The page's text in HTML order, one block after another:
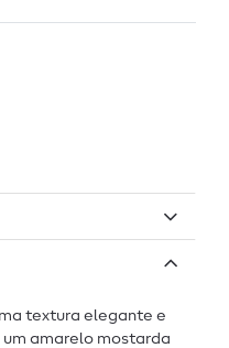
textura elegante e
amarelo mostarda